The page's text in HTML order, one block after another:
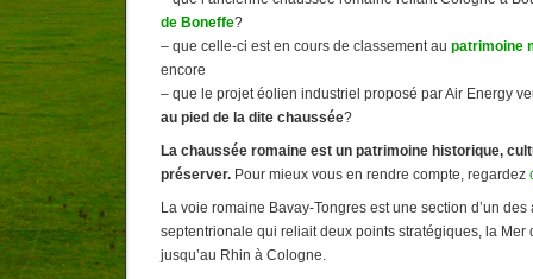
de Boneffe?
– que celle-ci est en cours de classement au patrimoine
encore
– que le projet éolien industriel proposé par Air Energy
au pied de la dite chaussée?
La chaussée romaine est un patrimoine historique,
préserver. Pour mieux vous en rendre compte, regardez
La voie romaine Bavay-Tongres est une section d’un
septentrionale qui reliait deux points stratégiques, la
jusqu’au Rhin à Cologne.